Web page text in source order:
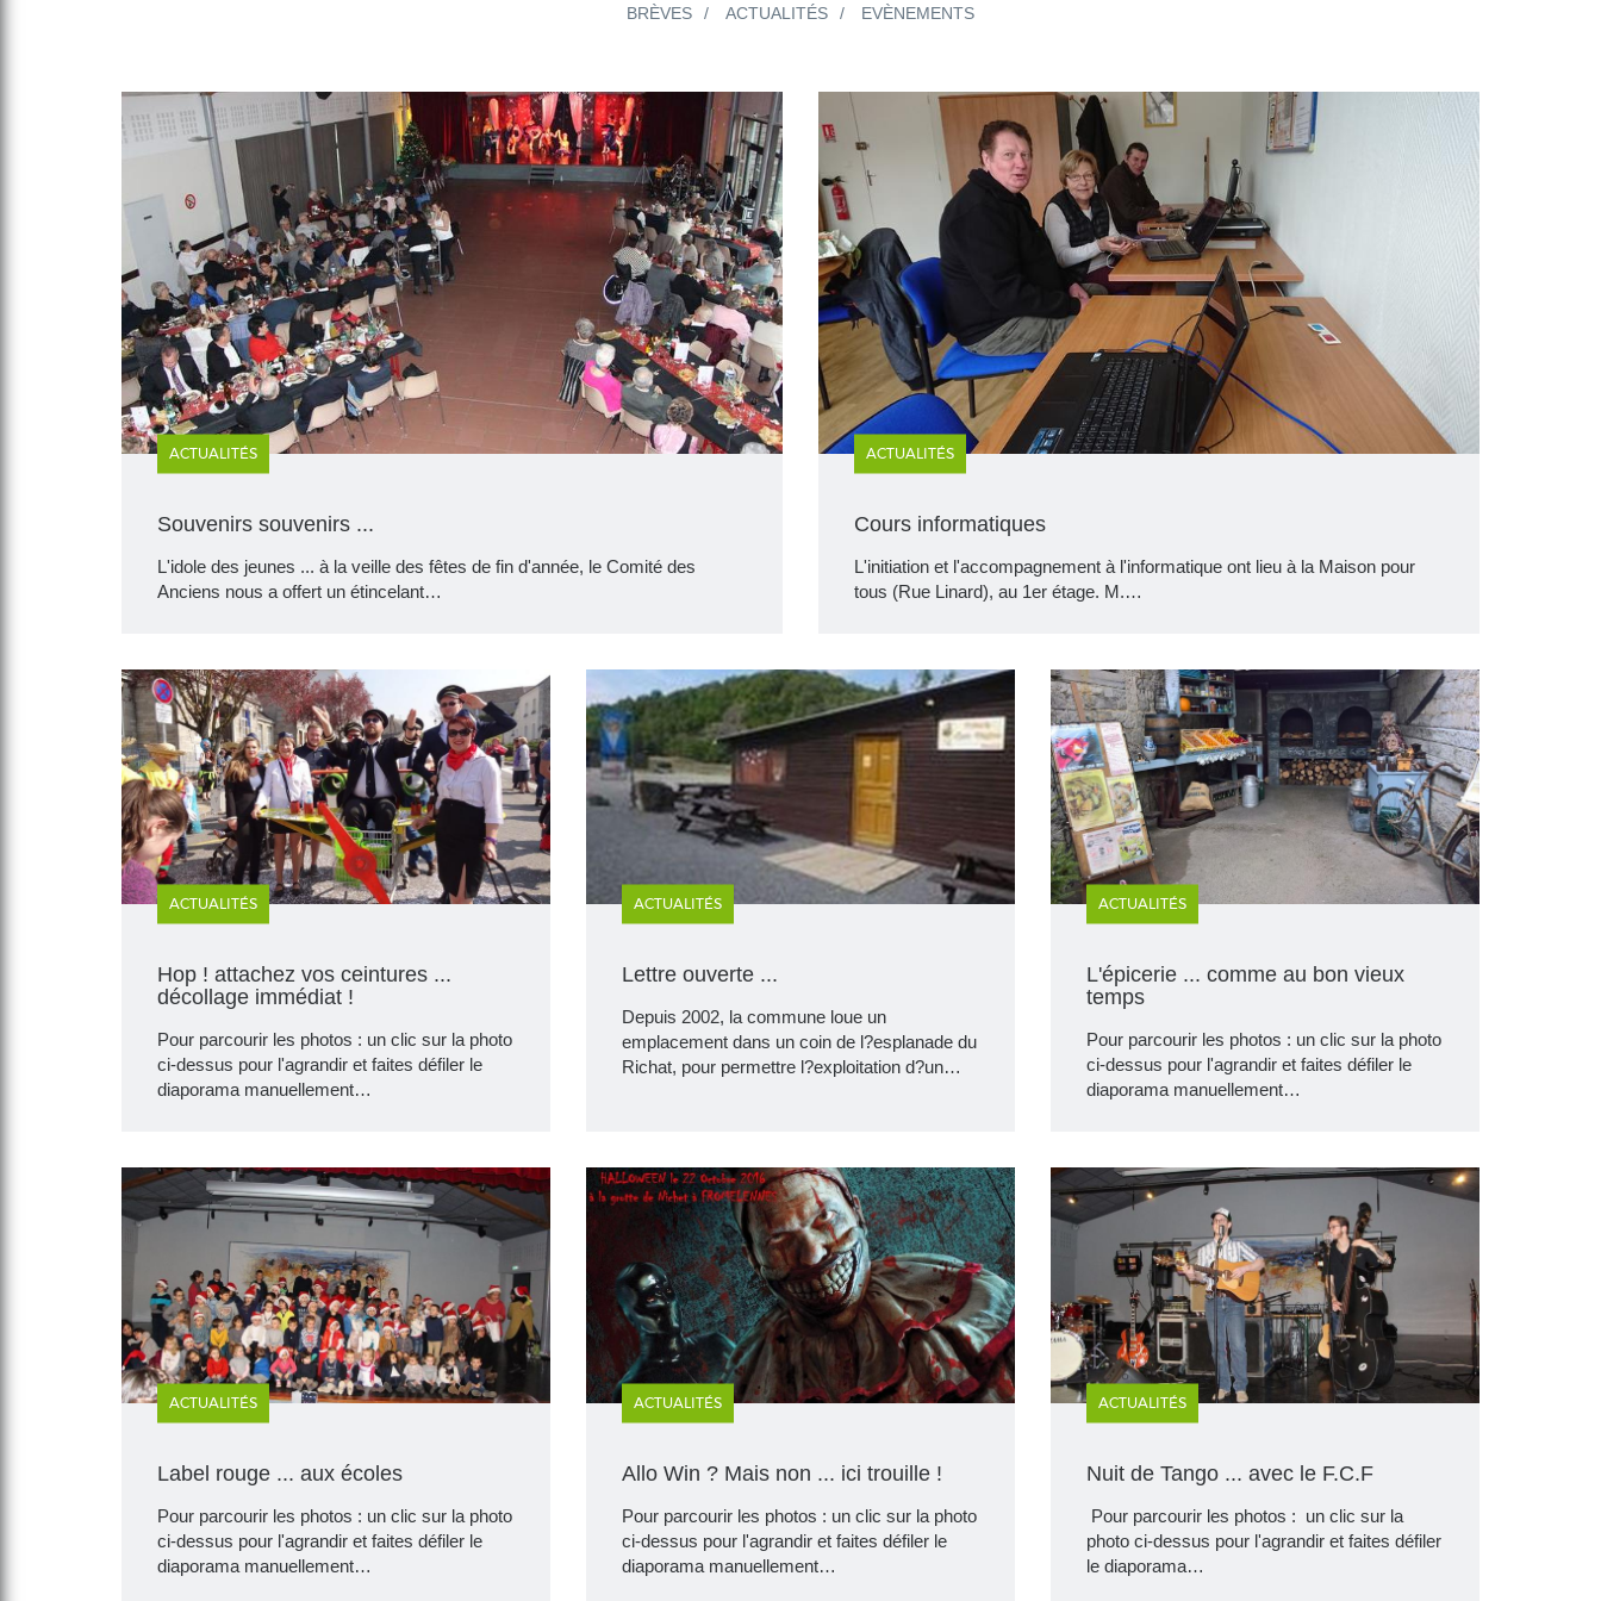
BRÈVES ACTUALITÉS EVÈNEMENTS
ACTUALITÉS
Souvenirs souvenirs ...
L'idole des jeunes ... à la veille des fêtes de fin d'année, le Comité des
Anciens nous a offert un étincelant…
ACTUALITÉS
Cours informatiques
L'initiation et l'accompagnement à l'informatique ont lieu à la Maison pour
tous (Rue Linard), au 1er étage. M.…
ACTUALITÉS
Hop ! attachez vos ceintures ...
décollage immédiat !
Pour parcourir les photos : un clic sur la photo
ci-dessus pour l'agrandir et faites défiler le
diaporama manuellement…
ACTUALITÉS
Lettre ouverte ...
Depuis 2002, la commune loue un
emplacement dans un coin de l?esplanade du
Richat, pour permettre l?exploitation d?un…
ACTUALITÉS
L'épicerie ... comme au bon vieux
temps
Pour parcourir les photos : un clic sur la photo
ci-dessus pour l'agrandir et faites défiler le
diaporama manuellement…
ACTUALITÉS
Label rouge ... aux écoles
Pour parcourir les photos : un clic sur la photo
ci-dessus pour l'agrandir et faites défiler le
diaporama manuellement…
ACTUALITÉS
Allo Win ? Mais non ... ici trouille !
Pour parcourir les photos : un clic sur la photo
ci-dessus pour l'agrandir et faites défiler le
diaporama manuellement…
ACTUALITÉS
Nuit de Tango ... avec le F.C.F
Pour parcourir les photos : un clic sur la
photo ci-dessus pour l'agrandir et faites défiler
le diaporama…